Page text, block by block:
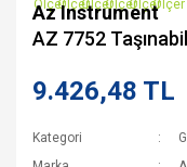
Az Instrument
AZ 7752
9.426,48 TL
Kategori